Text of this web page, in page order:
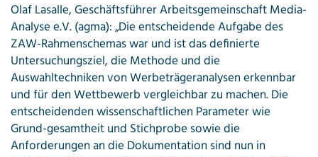
Olaf Lasalle, Geschäftsführer Arbeitsgemeinschaft Media-
Analyse e.V. (agma): „Die entscheidende Aufgabe des
ZAW-Rahmenschemas war und ist das definierte
Untersuchungsziel, die Methode und die
Auswahltechniken von Werbeträgeranalysen erkennbar
und für den Wettbewerb vergleichbar zu machen. Die
entscheidenden wissenschaftlichen Parameter wie
Grund-gesamtheit und Stichprobe sowie die
Anforderungen an die Dokumentation sind nun in